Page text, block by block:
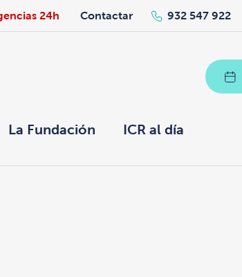
24h Contactar 932 547 922
La Fundación ICR al día